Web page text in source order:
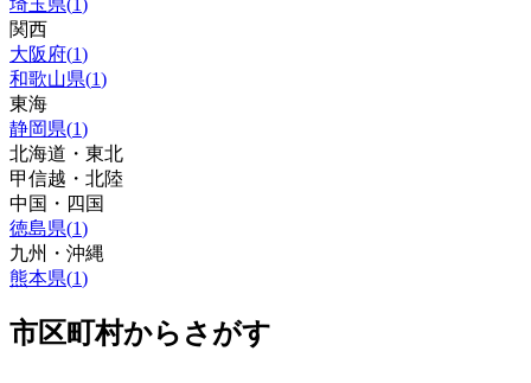
関西
大阪府(1)
和歌山県(1)
東海
静岡県(1)
北海道・東北
甲信越・北陸
中国・四国
徳島県(1)
九州・沖縄
熊本県(1)
市区町村からさがす